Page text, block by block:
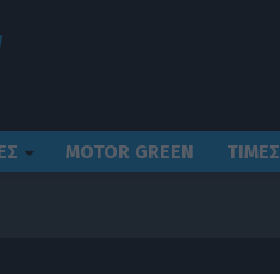
MOTOR GREEN ΤΙΜΕΣ